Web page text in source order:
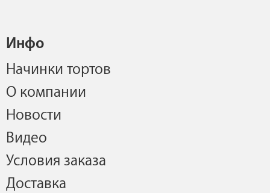
Инфо
Начинки тортов
О компании
Новости
Видео
Условия заказа
Доставка